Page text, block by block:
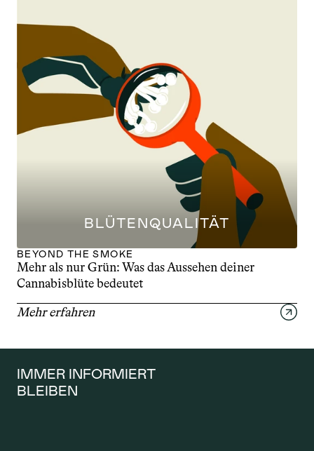
BLÜTENQUALITÄT
BEYOND THE SMOKE
Mehr als nur Grün: Was das Aussehen deiner
Cannabisblüte bedeutet
Mehr erfahren
IMMER INFORMIERT
BLEIBEN